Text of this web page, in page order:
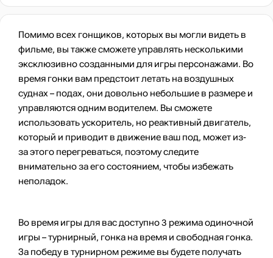
Помимо всех гонщиков, которых вы могли видеть в
фильме, вы также сможете управлять несколькими
эксклюзивно созданными для игры персонажами. Во
время гонки вам предстоит летать на воздушных
суднах – подах, они довольно небольшие в размере и
управляются одним водителем. Вы сможете
использовать ускоритель, но реактивный двигатель,
который и приводит в движение ваш под, может из-
за этого перегреваться, поэтому следите
внимательно за его состоянием, чтобы избежать
неполадок.
Во время игры для вас доступно 3 режима одиночной
игры – турнирный, гонка на время и свободная гонка.
За победу в турнирном режиме вы будете получать